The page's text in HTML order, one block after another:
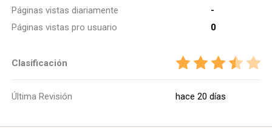
Páginas vistas diariamente
-
Páginas vistas pro usuario
0
Clasificación
Última Revisión hace 20 días